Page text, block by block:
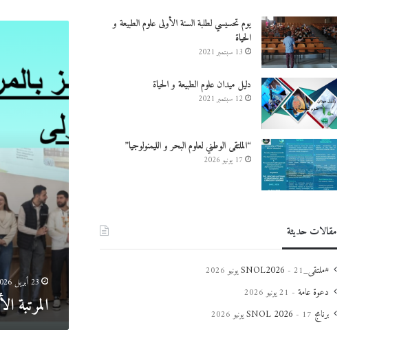
23 أبريل 2026
المرتبة
يوم تحسيسي لطلبة السنة الأولى علوم الطبيعة و
الحياة
13 سبتمبر 2021
دليل ميدان علوم الطبيعة و الحياة
12 سبتمبر 2021
“الملتقى الوطني لعلوم البحر و الليمنولوجيا”
17 يونيو 2026
مقالات حديثة
#ملتقى_SNOL202621 يونيو 2026
دعوة عامة 21 يونيو 2026
برنامج SNOL 2026 17 يونيو 2026